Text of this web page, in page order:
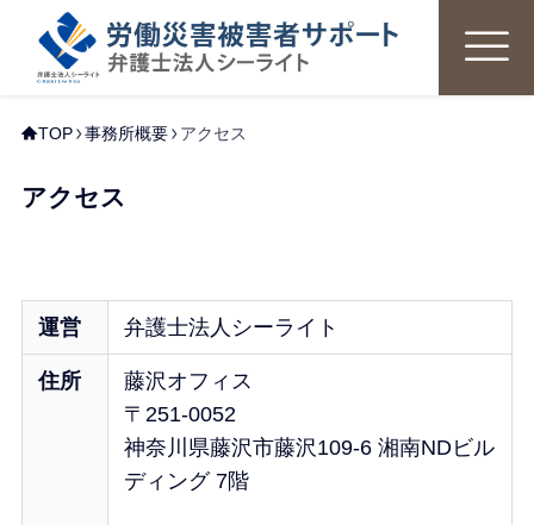
TOP 事務所概要 アクセス
アクセス
運営 弁護士法人シーライト
住所
藤沢オフィス
〒251-0052
神奈川県藤沢市藤沢109-6 湘南NDビル
ディング 7階